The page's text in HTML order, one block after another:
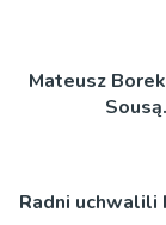
Mateusz
Radni uchwalili